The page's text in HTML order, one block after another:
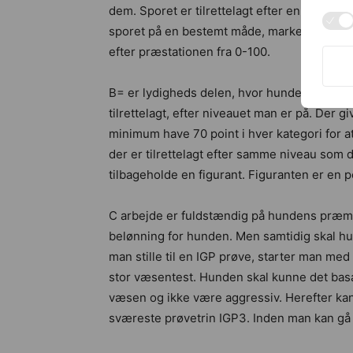
dem. Sporet er tilrettelagt efter en ud af
sporet på en bestemt måde, markere
efter præstationen fra 0-100.
B= er lydigheds delen, hvor hunden
tilrettelagt, efter niveauet man er på. Der
minimum have 70 point i hver kategori for
der er tilrettelagt efter samme niveau som
tilbageholde en figurant. Figuranten er en
C arbejde er fuldstændig på hundens
belønning for hunden. Men samtidig skal
man stille til en IGP prøve, starter man
stor væsentest. Hunden skal kunne det
væsen og ikke være aggressiv. Herefter
sværeste prøvetrin IGP3. Inden man kan